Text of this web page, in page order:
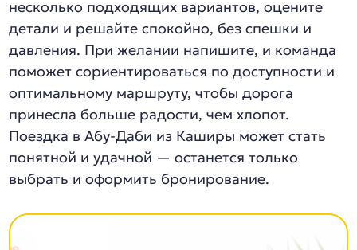
несколько подходящих вариантов, оцените
детали и решайте спокойно, без спешки и
давления. При желании напишите, и команда
поможет сориентироваться по доступности и
оптимальному маршруту, чтобы дорога
принесла больше радости, чем хлопот.
Поездка в Абу-Даби из Каширы может стать
понятной и удачной — останется только
выбрать и оформить бронирование.